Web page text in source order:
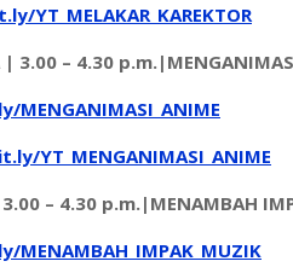
YT_MELAKAR_KAREKTOR
| 3.00 – 4.30
YT_MENGANIMASI_ANIME
– 4.30 p.m.|MENAMBAH